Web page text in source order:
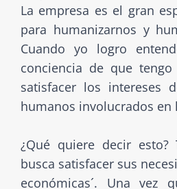
La empresa es el gran
para humanizarnos y
Cuando yo logro
conciencia de que
satisfacer los intereses
humanos involucrados en
¿Qué quiere decir esto?
busca satisfacer sus
económicas´. Una vez